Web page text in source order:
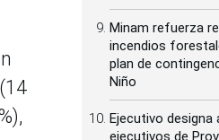
Minam refuerza
incendios
plan de
Niño
Ejecutivo designa
ejecutivos de